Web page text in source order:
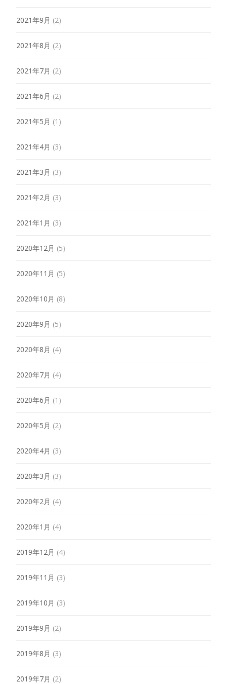
2021年9月 (2)
2021年8月 (2)
2021年7月 (2)
2021年6月 (2)
2021年5月 (1)
2021年4月 (3)
2021年3月 (3)
2021年2月 (3)
2021年1月 (3)
2020年12月 (5)
2020年11月 (5)
2020年10月 (8)
2020年9月 (5)
2020年8月 (4)
2020年7月 (4)
2020年6月 (1)
2020年5月 (2)
2020年4月 (3)
2020年3月 (3)
2020年2月 (4)
2020年1月 (4)
2019年12月 (4)
2019年11月 (3)
2019年10月 (3)
2019年9月 (2)
2019年8月 (3)
2019年7月 (2)